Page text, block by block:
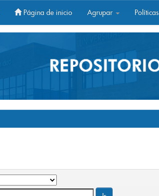
Página de inicio Agrupar Políticas